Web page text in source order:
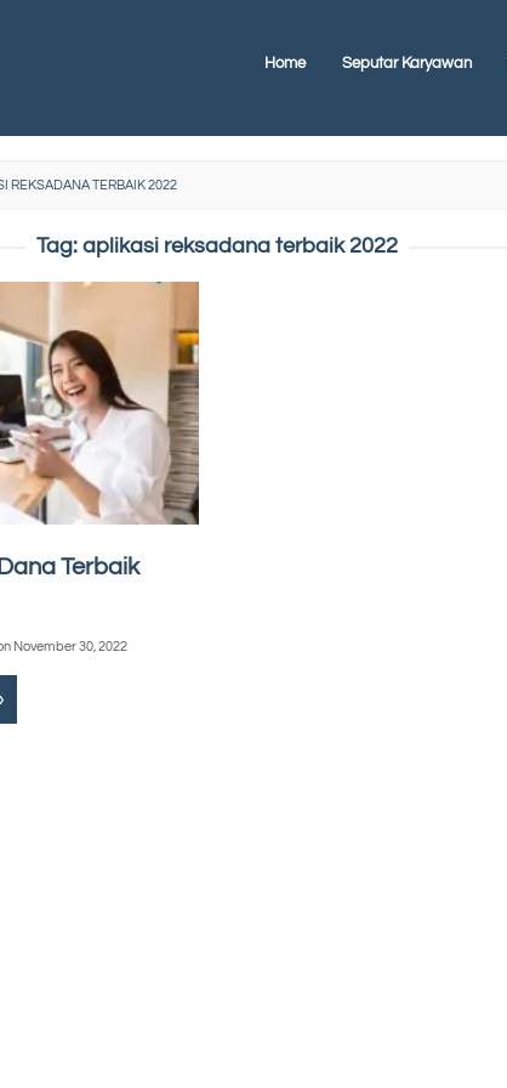
Home Seputar Karyawan
REKSADANA TERBAIK 2022
Tag: aplikasi reksadana terbaik 2022
Terbaik
November 30, 2022